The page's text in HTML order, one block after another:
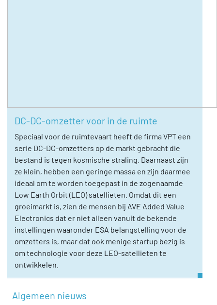
DC-DC-omzetter voor in de ruimte
Speciaal voor de ruimtevaart heeft de firma VPT een
serie DC-DC-omzetters op de markt gebracht die
bestand is tegen kosmische straling. Daarnaast zijn
ze klein, hebben een geringe massa en zijn daarmee
ideaal om te worden toegepast in de zogenaamde
Low Earth Orbit (LEO) satellieten. Omdat dit een
groeimarkt is, zien de mensen bij AVE Added Value
Electronics dat er niet alleen vanuit de bekende
instellingen waaronder ESA belangstelling voor de
omzetters is, maar dat ook menige startup bezig is
om technologie voor deze LEO-satellieten te
ontwikkelen.
Algemeen nieuws